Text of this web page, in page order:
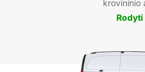
krovininio
Rodyti